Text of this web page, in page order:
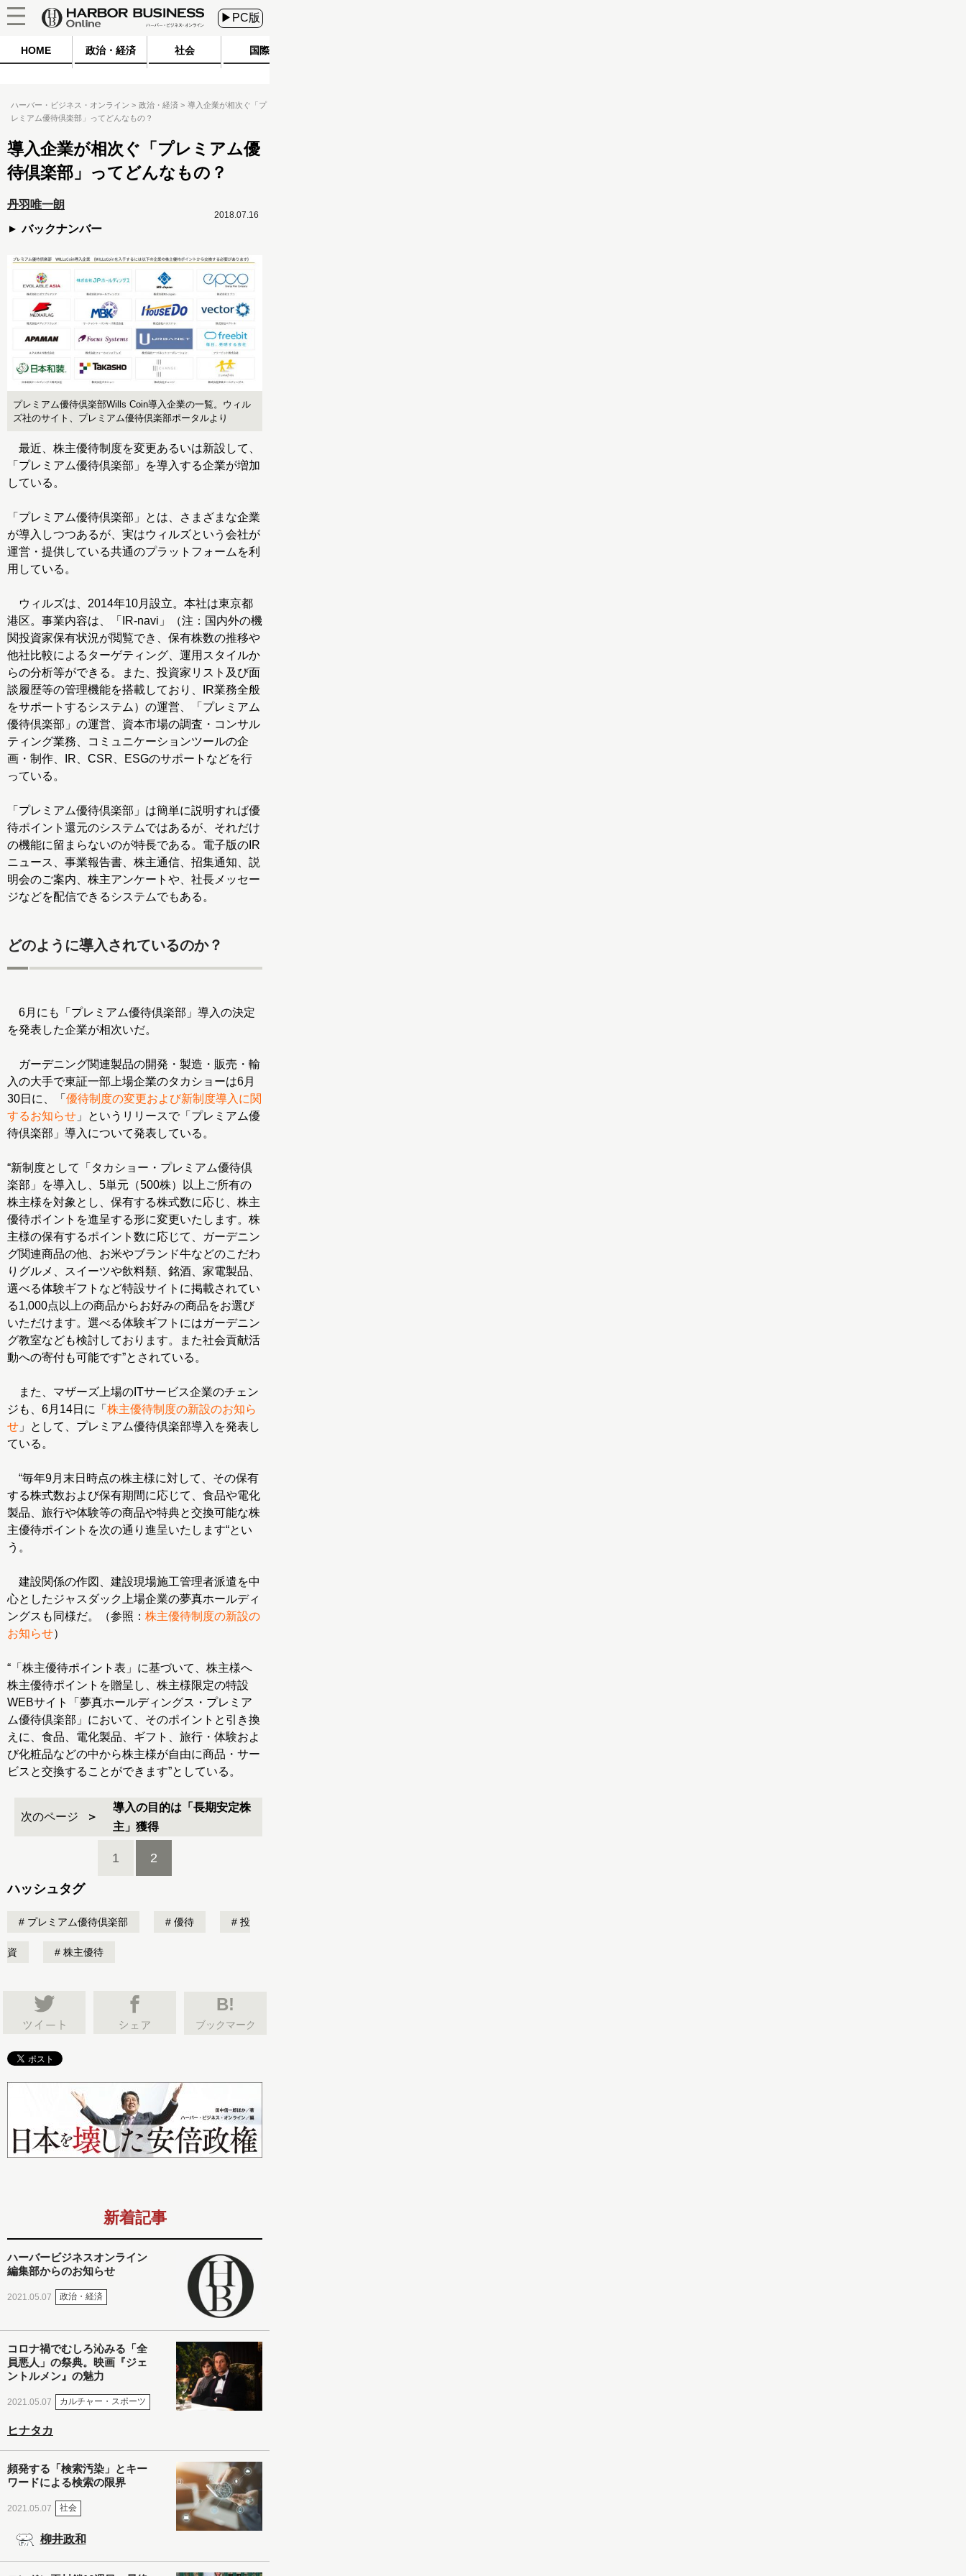
▶PC版
HOME 政治・経済 社会 国際
ハーバー・ビジネス・オンライン 政治・経済
導入企業が相次ぐ「プ
レミアム優待倶楽部」ってどんなもの？
導入企業が相次ぐ「プレミアム優
待倶楽部」ってどんなもの？
丹羽唯一朗
バックナンバー
2018.07.16
プレミアム優待倶楽部Wills Coin導入企業の一覧。ウィル
ズ社のサイト、プレミアム優待倶楽部ポータルより
最近、株主優待制度を変更あるいは新設して、
「プレミアム優待倶楽部」を導入する企業が増加
している。
「プレミアム優待倶楽部」とは、さまざまな企業
が導入しつつあるが、実はウィルズという会社が
運営・提供している共通のプラットフォームを利
用している。
ウィルズは、2014年10月設立。本社は東京都
港区。事業内容は、「IR-navi」（注：国内外の機
関投資家保有状況が閲覧でき、保有株数の推移や
他社比較によるターゲティング、運用スタイルか
らの分析等ができる。また、投資家リスト及び面
談履歴等の管理機能を搭載しており、IR業務全般
をサポートするシステム）の運営、「プレミアム
優待倶楽部」の運営、資本市場の調査・コンサル
ティング業務、コミュニケーションツールの企
画・制作、IR、CSR、ESGのサポートなどを行
っている。
「プレミアム優待倶楽部」は簡単に説明すれば優
待ポイント還元のシステムではあるが、それだけ
の機能に留まらないのが特長である。電子版のIR
ニュース、事業報告書、株主通信、招集通知、説
明会のご案内、株主アンケートや、社長メッセー
ジなどを配信できるシステムでもある。
どのように導入されているのか？
6月にも「プレミアム優待倶楽部」導入の決定
を発表した企業が相次いだ。
ガーデニング関連製品の開発・製造・販売・輸
入の大手で東証一部上場企業のタカショーは6月
30日に、「 優待制度の変更および新制度導入に関
するお知らせ 」というリリースで「プレミアム優
待倶楽部」導入について発表している。
“新制度として「タカショー・プレミアム優待倶
楽部」を導入し、5単元（500株）以上ご所有の
株主様を対象とし、保有する株式数に応じ、株主
優待ポイントを進呈する形に変更いたします。株
主様の保有するポイント数に応じて、ガーデニン
グ関連商品の他、お米やブランド牛などのこだわ
りグルメ、スイーツや飲料類、銘酒、家電製品、
選べる体験ギフトなど特設サイトに掲載されてい
る1,000点以上の商品からお好みの商品をお選び
いただけます。選べる体験ギフトにはガーデニン
グ教室なども検討しております。また社会貢献活
動への寄付も可能です”とされている。
また、マザーズ上場のITサービス企業のチェン
ジも、6月14日に「 株主優待制度の新設のお知ら
せ 」として、プレミアム優待倶楽部導入を発表し
ている。
“毎年9月末日時点の株主様に対して、その保有
する株式数および保有期間に応じて、食品や電化
製品、旅行や体験等の商品や特典と交換可能な株
主優待ポイントを次の通り進呈いたします“とい
う。
建設関係の作図、建設現場施工管理者派遣を中
心としたジャスダック上場企業の夢真ホールディ
ングスも同様だ。（参照： 株主優待制度の新設の
お知らせ）
“「株主優待ポイント表」に基づいて、株主様へ
株主優待ポイントを贈呈し、株主様限定の特設
WEBサイト「夢真ホールディングス・プレミア
ム優待倶楽部」において、そのポイントと引き換
えに、食品、電化製品、ギフト、旅行・体験およ
び化粧品などの中から株主様が自由に商品・サー
ビスと交換することができます”としている。
次のページ
導入の目的は「長期安定株
主」獲得
1 2
ハッシュタグ
プレミアム優待倶楽部 優待 投
資 株主優待
B!
ブックマーク
新着記事
ハーバービジネスオンライン
編集部からのお知らせ
2021.05.07 政治・経済
コロナ禍でむしろ沁みる「全
員悪人」の祭典。映画『ジェ
ントルメン』の魅力
2021.05.07 カルチャー・スポーツ
ヒナタカ
頻発する「検索汚染」とキー
ワードによる検索の限界
2021.05.07 社会
柳井政和